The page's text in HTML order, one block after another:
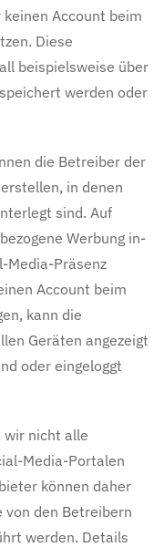
Account beim
Diese
beispielsweise über
werden oder
die Betreiber der
in denen
sind. Auf
Werbung in-
Media-Präsenz
Account beim
kann die
Geräten angezeigt
oder eingeloggt
wir nicht alle
Media-Portalen
können daher
von den Betreibern
werden. Details